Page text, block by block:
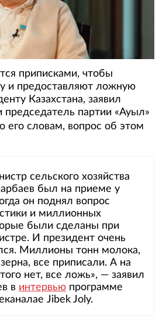
приписками, чтобы
и предоставляют ложную
Казахстана, заявил
партии «Ауыл»
его словам, вопрос об этом
сельского хозяйства
был на приеме у
он поднял вопрос
и миллионных
были сделаны при
И президент очень
Миллионы тонн молока,
все приписали. А на
нет, все ложь», — заявил
в интервью программе
Jibek Joly.